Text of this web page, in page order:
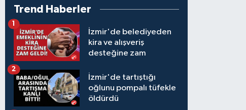
Trend Haberler
İzmir'de belediyeden
kira ve alışveriş
desteğine zam
1
İzmir'de tartıştığı
oğlunu pompalı tüfekle
öldürdü
2